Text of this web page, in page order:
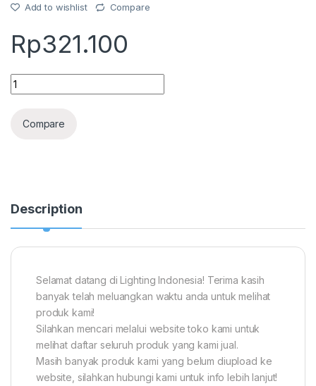
Add to wishlist Compare
Rp321.100
Lampu Halogen E11 JD 220V - 230V 150W General Stage
Compare
Description
Selamat datang di Lighting Indonesia! Terima kasih
banyak telah meluangkan waktu anda untuk melihat
produk kami!
Silahkan mencari melalui website toko kami untuk
melihat daftar seluruh produk yang kami jual.
Masih banyak produk kami yang belum diupload ke
website, silahkan hubungi kami untuk info lebih lanjut!